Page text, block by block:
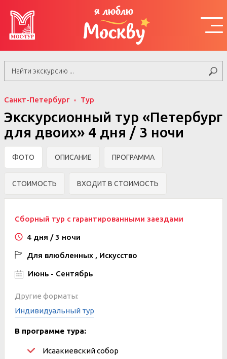
я люблю
Москву
Санкт-Петербург Тур
Экскурсионный тур «Петербург
для двоих» 4 дня / 3 ночи
ФОТО ОПИСАНИЕ ПРОГРАММА
СТОИМОСТЬ ВХОДИТ В СТОИМОСТЬ
Сборный тур с гарантированными заездами
4 дня / 3 ночи
Для влюбленных , Искусство
Июнь - Сентябрь
Другие форматы:
Индивидуальный тур
В программе тура:
Исаакиевский собор